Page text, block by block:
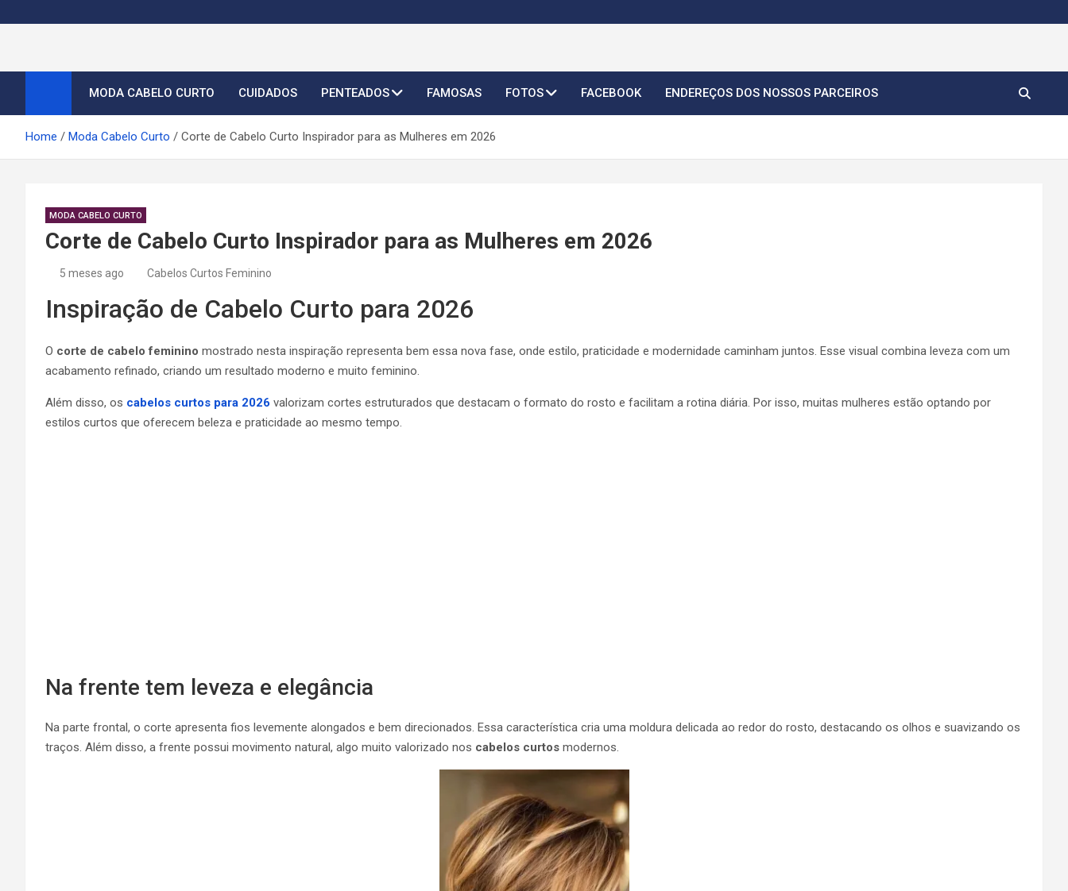
p
Cortes de Cabelo Curto Feminino 2026
MODA CABELO CURTO CUIDADOS PENTEADOS FAMOSAS FOTOS FACEBOOK ENDEREÇOS DOS NOSSOS PARCEIROS
Home Moda Cabelo Curto Corte de Cabelo Curto Inspirador para as Mulheres em 2026
MODA CABELO CURTO
Corte de Cabelo Curto Inspirador para as Mulheres em 2026
5 meses ago Cabelos Curtos Feminino
Inspiração de Cabelo Curto para 2026
O corte de cabelo feminino mostrado nesta inspiração representa bem essa nova fase, onde estilo, praticidade e modernidade caminham juntos. Esse visual combina leveza com um
acabamento refinado, criando um resultado moderno e muito feminino.
Além disso, os cabelos curtos para 2026 valorizam cortes estruturados que destacam o formato do rosto e facilitam a rotina diária. Por isso, muitas mulheres estão optando por
estilos curtos que oferecem beleza e praticidade ao mesmo tempo.
Na frente tem leveza e elegância
Na parte frontal, o corte apresenta fios levemente alongados e bem direcionados. Essa característica cria uma moldura delicada ao redor do rosto, destacando os olhos e suavizando os
traços. Além disso, a frente possui movimento natural, algo muito valorizado nos cabelos curtos modernos.